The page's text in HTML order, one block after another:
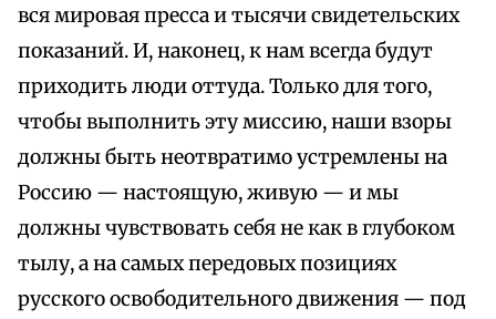
вся мировая пресса и тысячи свидетельских
показаний. И, наконец, к нам всегда будут
приходить люди оттуда. Только для того,
чтобы выполнить эту миссию, наши взоры
должны быть неотвратимо устремлены на
Россию — настоящую, живую — и мы
должны чувствовать себя не как в глубоком
тылу, а на самых передовых позициях
русского освободительного движения — под